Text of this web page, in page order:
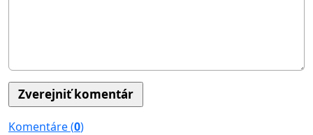
Komentáre (0)